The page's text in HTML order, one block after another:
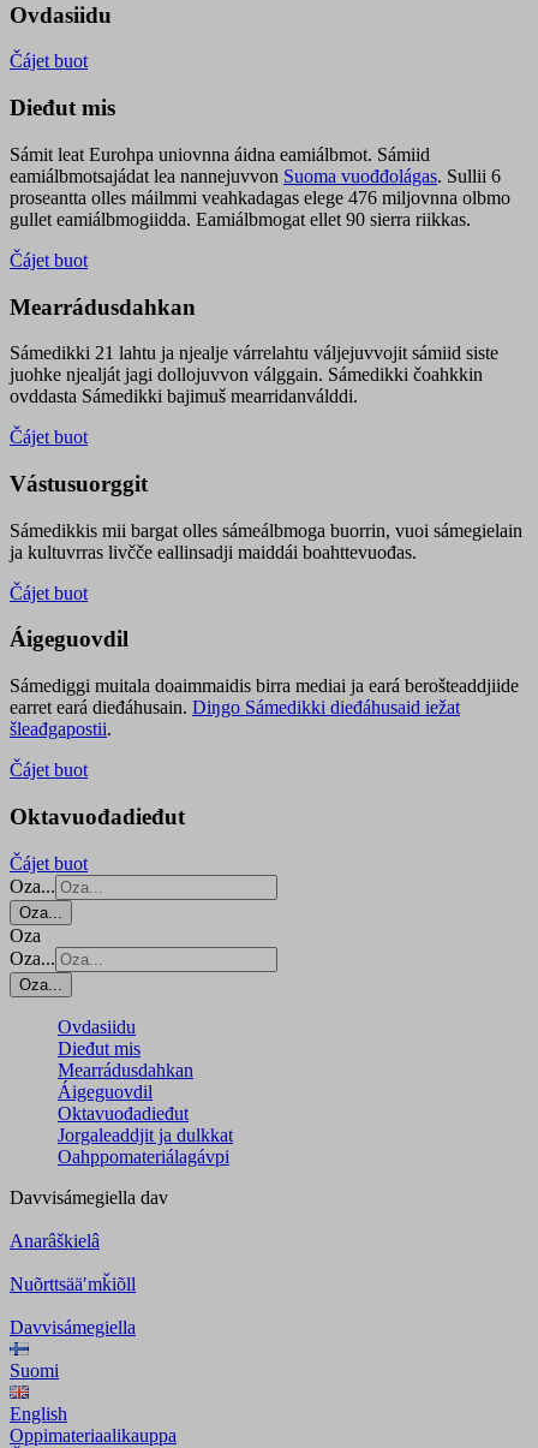
Ovdasiidu
Čájet buot
Dieđut mis
Sámit leat Eurohpa uniovnna áidna eamiálbmot. Sámiid
eamiálbmotsajádat lea nannejuvvon Suoma vuođđolágas. Sullii 6
proseantta olles máilmmi veahkadagas elege 476 miljovnna olbmo
gullet eamiálbmogiidda. Eamiálbmogat ellet 90 sierra riikkas.
Čájet buot
Mearrádusdahkan
Sámedikki 21 lahtu ja njealje várrelahtu váljejuvvojit sámiid siste
juohke njealját jagi dollojuvvon válggain. Sámedikki čoahkkin
ovddasta Sámedikki bajimuš mearridanválddi.
Čájet buot
Vástusuorggit
Sámedikkis mii bargat olles sámeálbmoga buorrin, vuoi sámegielain
ja kultuvrras livčče eallinsadji maiddái boahttevuođas.
Čájet buot
Áigeguovdil
Sámediggi muitala doaimmaidis birra mediai ja eará berošteaddjiide
earret eará dieđáhusain. Diŋgo Sámedikki dieđáhusaid iežat
šleađgapostii.
Čájet buot
Oktavuođadieđut
Čájet buot
Oza...
Oza...
Oza
Oza...
Oza...
Ovdasiidu
Dieđut mis
Mearrádusdahkan
Áigeguovdil
Oktavuođadieđut
Jorgaleaddjit ja dulkkat
Oahppomateriálagávpi
Davvisámegiella dav
Anarâškielâ
Nuõrttsääʹmǩiõll
Davvisámegiella
Suomi
English
Oppimateriaalikauppa